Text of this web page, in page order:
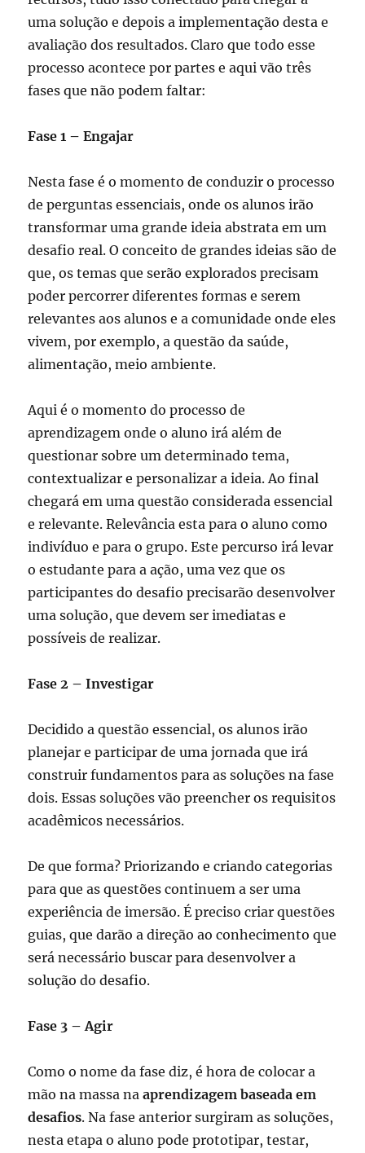
uma solução e depois a implementação desta e
avaliação dos resultados. Claro que todo esse
processo acontece por partes e aqui vão três
fases que não podem faltar:
Fase 1 – Engajar
Nesta fase é o momento de conduzir o processo
de perguntas essenciais, onde os alunos irão
transformar uma grande ideia abstrata em um
desafio real. O conceito de grandes ideias são de
que, os temas que serão explorados precisam
poder percorrer diferentes formas e serem
relevantes aos alunos e a comunidade onde eles
vivem, por exemplo, a questão da saúde,
alimentação, meio ambiente.
Aqui é o momento do processo de
aprendizagem onde o aluno irá além de
questionar sobre um determinado tema,
contextualizar e personalizar a ideia. Ao final
chegará em uma questão considerada essencial
e relevante. Relevância esta para o aluno como
indivíduo e para o grupo. Este percurso irá levar
o estudante para a ação, uma vez que os
participantes do desafio precisarão desenvolver
uma solução, que devem ser imediatas e
possíveis de realizar.
Fase 2 – Investigar
Decidido a questão essencial, os alunos irão
planejar e participar de uma jornada que irá
construir fundamentos para as soluções na fase
dois. Essas soluções vão preencher os requisitos
acadêmicos necessários.
De que forma? Priorizando e criando categorias
para que as questões continuem a ser uma
experiência de imersão. É preciso criar questões
guias, que darão a direção ao conhecimento que
será necessário buscar para desenvolver a
solução do desafio.
Fase 3 – Agir
Como o nome da fase diz, é hora de colocar a
mão na massa naaprendizagem baseada em
desafios. Na fase anterior surgiram as soluções,
nesta etapa o aluno pode prototipar, testar,